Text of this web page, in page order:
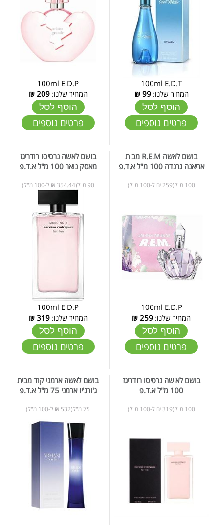
100ml E.D.T
המחיר שלנו:99
₪
הוסף לסל
פרטים נוספים
100ml E.D.P
המחיר שלנו:209
₪
הוסף לסל
פרטים נוספים
בושם לאשה R.E.M מבית
אריאנה גרנדה 100 מ"ל א.ד.פ
100 מ"ל(259 ₪ ל-100 מ"ל)
100ml E.D.P
המחיר שלנו: 259
₪
הוסף לסל
פרטים נוספים
בושם לאשה נרסיסו רודריגז
מאסק נואר 100 מ"ל א.ד.פ
90 מ"ל(354.44 ₪ ל-100 מ"ל)
100ml E.D.P
המחיר שלנו:319
₪
הוסף לסל
פרטים נוספים
בושם לאישה נרסיסו רודריגז
100 מ"ל א.ד.פ
100 מ"ל(319 ₪ ל-100 מ"ל)
בושם לאשה ארמני קוד מבית
ג'ורג'יו ארמני 75 מ"ל א.ד.פ
75 מ"ל(532 ₪ ל-100 מ"ל)